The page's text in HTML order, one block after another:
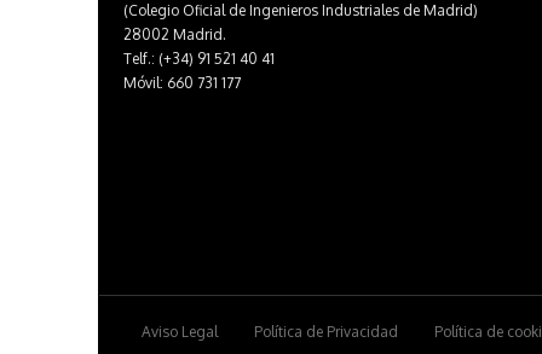
(Colegio Oficial de Ingenieros Industriales de Madrid)
28002 Madrid.
Telf.: (+34) 91 521 40 41
Móvil: 660 731 177
Aviso Legal Política de Privacidad Política de